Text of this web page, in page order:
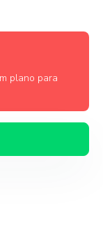
plano para